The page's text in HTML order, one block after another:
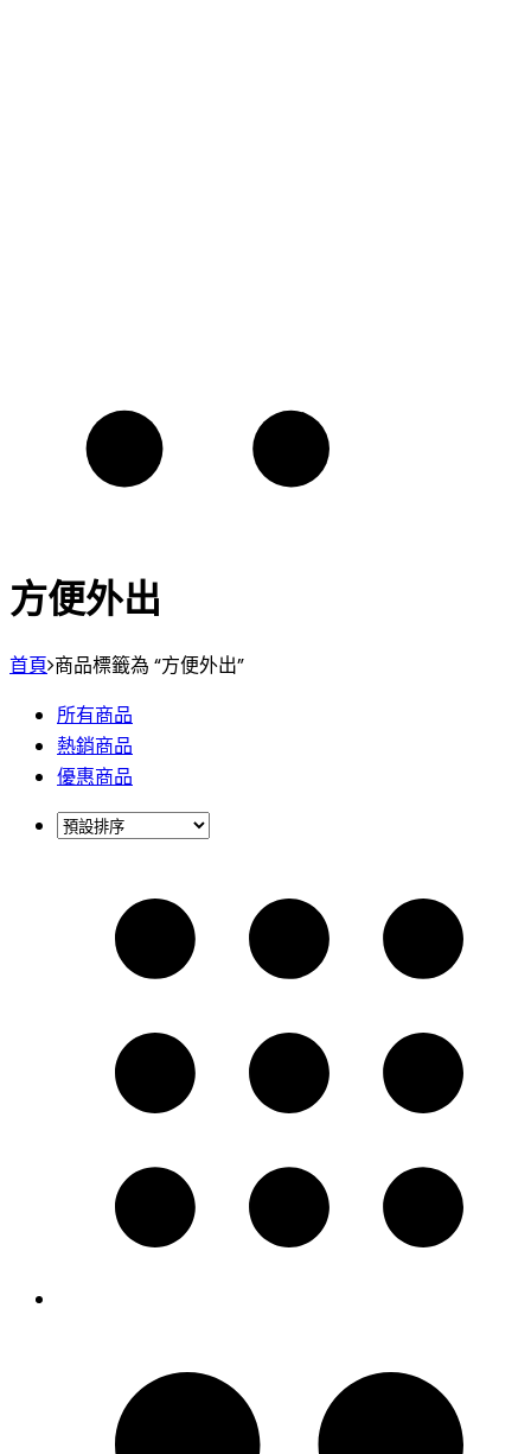
方便外出
首頁 商品標籤為 “方便外出”
所有商品
熱銷商品
優惠商品